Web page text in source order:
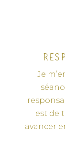
Je
est de
avancer